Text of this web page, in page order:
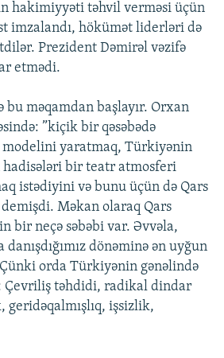
hakimiyyəti təhvil verməsi üçün
imzalandı, hökümət liderləri də
Prezident Dəmirəl vəzifə
etmədi.
bu məqamdan başlayır. Orxan
”kiçik bir qəsəbədə
yaratmaq, Türkiyənin
bir teatr atmosferi
istədiyini və bunu üçün də Qars
Məkan olaraq Qars
bir neçə səbəbi var. Əvvəla,
dönəminə ən uyğun
Çünki orda Türkiyənin gənəlində
Çevriliş təhdidi, radikal dindar
işsizlik,